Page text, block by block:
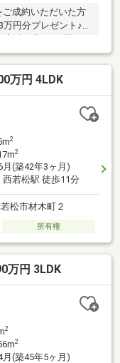
成約いただいた方
円分プレゼント♪お
活に彩りを♪詳細は
メPoint！◆・敷地
機付きで家事の時
雪の日も安心・
ト空間も確保◆周辺
六中学校 850
購入のサポート致し
万円 4LDK
2
2
月(築42年3ヶ月)
西若松駅 徒歩11分
松市材木町２
所有権
万円 3LDK
2
2
月(築45年5ヶ月)